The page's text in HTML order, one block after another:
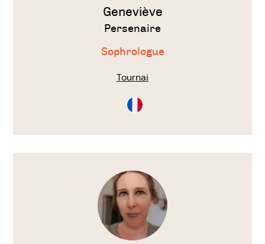
Geneviève
Persenaire
Sophrologue
Tournai
Consultation
en
Voir